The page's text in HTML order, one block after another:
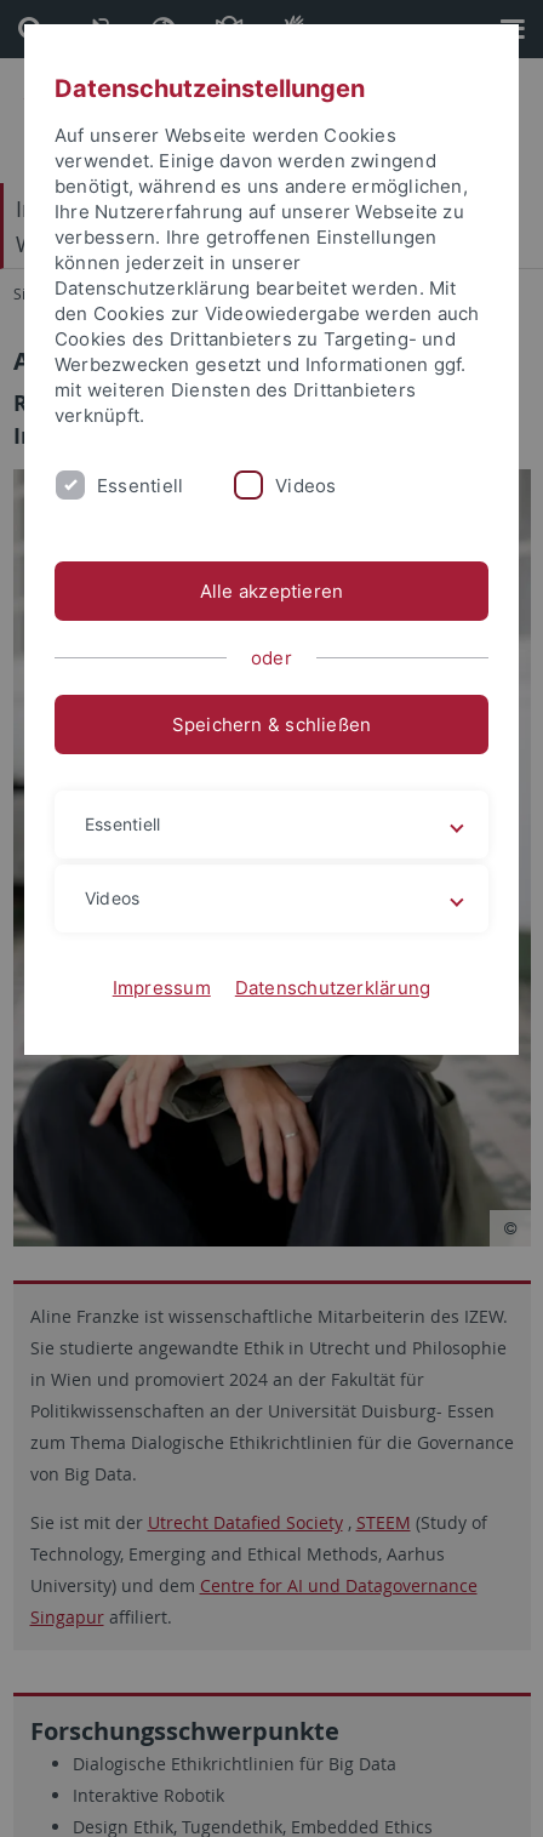
Direkt
zum
Inhalt
Direkt
zur
Fußleiste
Internationales Zentrum für Ethik in den
Wissenschaften (IZEW)
Sie sind hier: Startseite ... Team
Aline Shakti Franzke
Robotik und KI & Co-laborative Forschung und
Innovation
Aline Franzke ist wissenschaftliche Mitarbeiterin des IZEW.
Sie studierte angewandte Ethik in Utrecht und Philosophie
in Wien und promoviert 2024 an der Fakultät für
Politikwissenschaften an der Universität Duisburg- Essen
zum Thema Dialogische Ethikrichtlinien für die Governance
von Big Data.
Sie ist mit der Utrecht Datafied Society, STEEM (Study of
Technology, Emerging and Ethical Methods, Aarhus
University) und dem Centre for AI und Datagovernance
Singapuraffiliert.
Forschungsschwerpunkte
Dialogische Ethikrichtlinien für Big Data
Interaktive Robotik
Design Ethik, Tugendethik, Embedded Ethics
Datenschutzeinstellungen
Auf unserer Webseite werden Cookies
verwendet. Einige davon werden zwingend
benötigt, während es uns andere ermöglichen,
Ihre Nutzererfahrung auf unserer Webseite zu
verbessern. Ihre getroffenen Einstellungen
können jederzeit in unserer
Datenschutzerklärung bearbeitet werden. Mit
den Cookies zur Videowiedergabe werden auch
Cookies des Drittanbieters zu Targeting- und
Werbezwecken gesetzt und Informationen ggf.
mit weiteren Diensten des Drittanbieters
verknüpft.
Essentiell Videos
Alle akzeptieren
oder
Speichern & schließen
Essentiell
Videos
Impressum Datenschutzerklärung